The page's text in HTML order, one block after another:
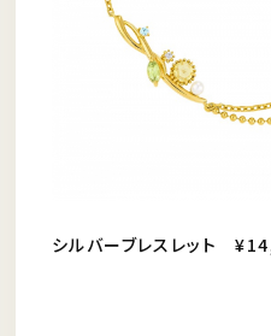
シルバーブレスレット